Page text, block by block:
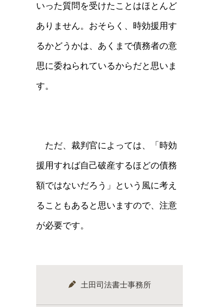
いった質問を受けたことはほとんど
ありません。おそらく、時効援用す
るかどうかは、あくまで債務者の意
思に委ねられているからだと思いま
す。
ただ、裁判官によっては、「時効
援用すれば自己破産するほどの債務
額ではないだろう」という風に考え
ることもあると思いますので、注意
が必要です。
土田司法書士事務所